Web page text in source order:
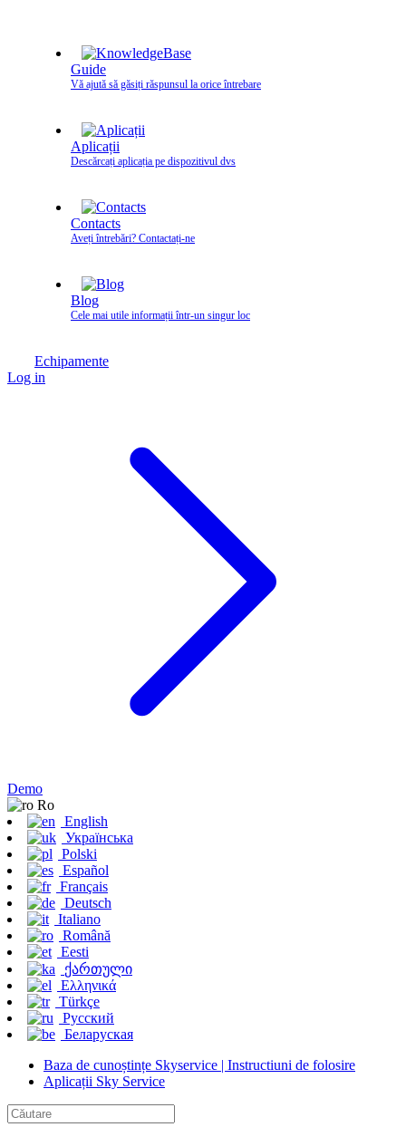
Guide
Vă ajută să găsiți răspunsul la orice întrebare
Aplicații
Descărcați aplicația pe dispozitivul dvs
Contacts
Aveți întrebări? Contactați‑ne
Blog
Cele mai utile informații într-un singur loc
Echipamente
Log in
Demo
Ro
English
Українська
Polski
Español
Français
Deutsch
Italiano
Română
Eesti
ქართული
Ελληνικά
Türkçe
Русский
Беларуская
Baza de cunoștințe Skyservice | Instructiuni de folosire
Aplicații Sky Service